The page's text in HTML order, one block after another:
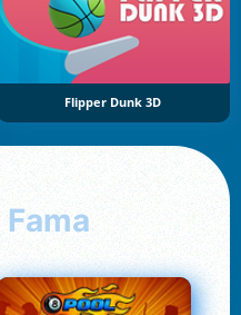
Flipper Dunk 3D
Fama